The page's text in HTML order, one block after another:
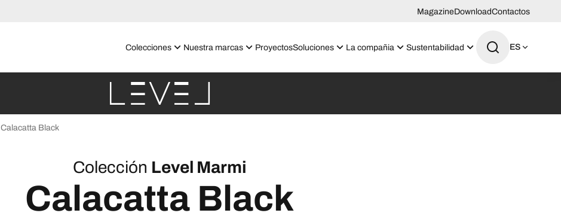
MagazineDownloadContactos
Colecciones Nuestra marcas ProyectosSoluciones La compañia Sustentabilidad ES
Calacatta Black
Colección Level Marmi
Calacatta Black